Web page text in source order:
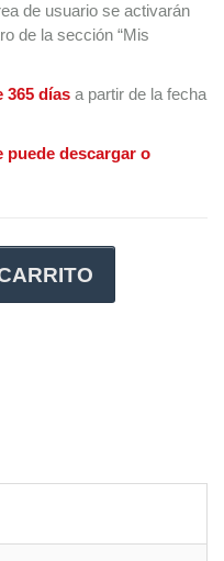
de usuario se activarán
de la sección “Mis
365 días a partir de la fecha
puede descargar o